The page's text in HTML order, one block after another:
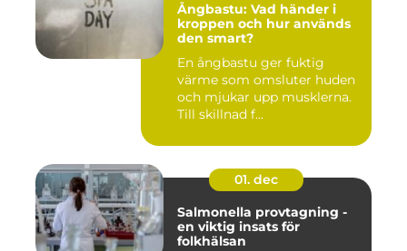
Ångbastu: Vad händer i
kroppen och hur används
den smart?
En ångbastu ger fuktig
värme som omsluter huden
och mjukar upp musklerna.
Till skillnad f...
01. dec
Salmonella provtagning -
en viktig insats för
folkhälsan